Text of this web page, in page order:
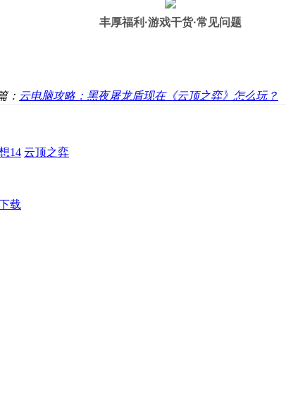
丰厚福利 ·游戏干货·常见问题
： 云电脑攻略：黑夜屠龙盾现在《云顶之弈》怎么玩？
14 云顶之弈
载